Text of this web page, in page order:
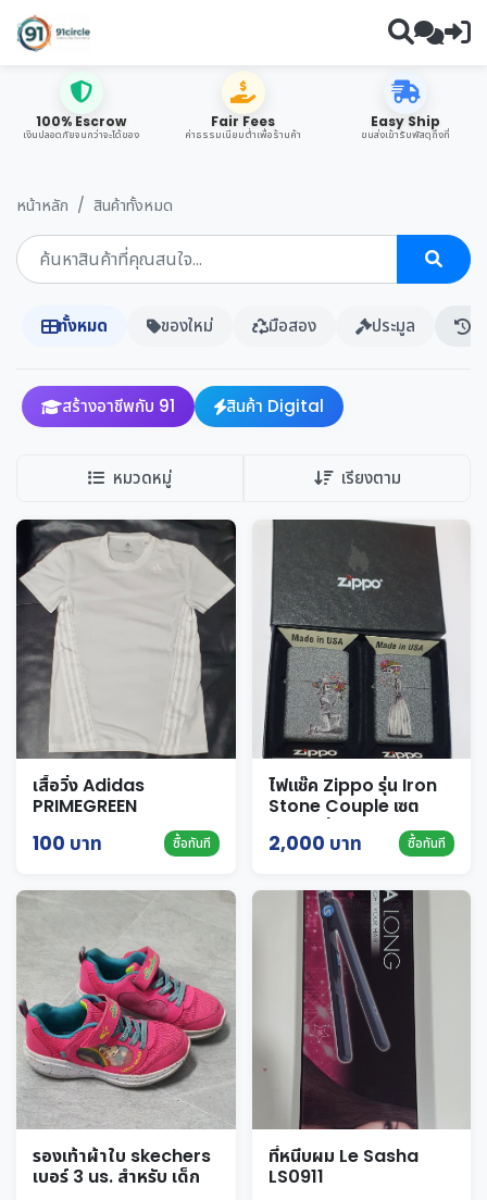
100% Escrow
เงินปลอดภัยจนกว่าจะได้ของ
Fair Fees
ค่าธรรมเนียมต่ำเพื่อร้านค้า
Easy Ship
ขนส่งเข้ารับพัสดุถึงที่
หน้าหลัก สินค้าทั้งหมด
ทั้งหมด ของใหม่ มือสอง ประมูล
สร้างอาชีพกับ 91 สินค้า Digital
หมวดหมู่ เรียงตาม
เสื้อวิ่ง Adidas
PRIMEGREEN
AEROREADY สีขาว Size
S
100 บาท ซื้อทันที
ไฟแช๊ค Zippo รุ่น Iron
Stone Couple เซต
ของใหม่
2,000 บาท ซื้อทันที
รองเท้าผ้าใบ skechers
เบอร์ 3 us. สำหรับ เด็ก
ที่หนีบผม Le Sasha
LS0911